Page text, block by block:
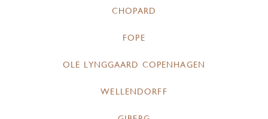
CHOPARD
FOPE
OLE LYNGGAARD COPENHAGEN
WELLENDORFF